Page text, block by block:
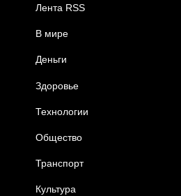
Лента RSS
В мире
Деньги
Здоровье
Технологии
Общество
Транспорт
Культура